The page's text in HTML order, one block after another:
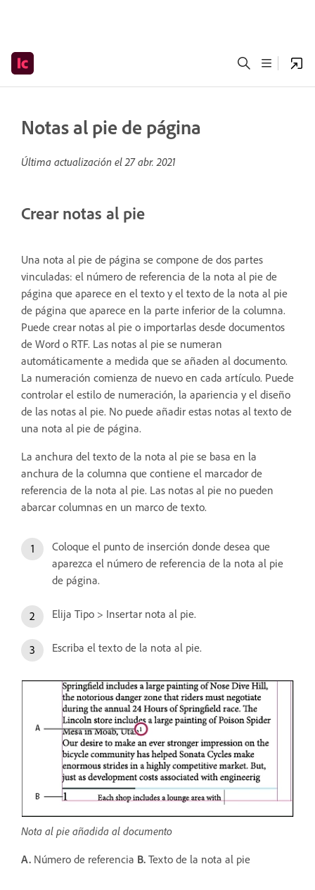
Notas al pie de página
Última actualización el27 abr. 2021
Crear notas al pie
Una nota al pie de página se compone de dos partes
vinculadas: el número de referencia de la nota al pie de
página que aparece en el texto y el texto de la nota al pie
de página que aparece en la parte inferior de la columna.
Puede crear notas al pie o importarlas desde documentos
de Word o RTF. Las notas al pie se numeran
automáticamente a medida que se añaden al documento.
La numeración comienza de nuevo en cada artículo. Puede
controlar el estilo de numeración, la apariencia y el diseño
de las notas al pie. No puede añadir estas notas al texto de
una nota al pie de página.
La anchura del texto de la nota al pie se basa en la
anchura de la columna que contiene el marcador de
referencia de la nota al pie. Las notas al pie no pueden
abarcar columnas en un marco de texto.
Coloque el punto de inserción donde desea que
aparezca el número de referencia de la nota al pie
de página.
Elija Tipo > Insertar nota al pie.
Escriba el texto de la nota al pie.
Nota al pie añadida al documento
A. Número de referencia B. Texto de la nota al pie